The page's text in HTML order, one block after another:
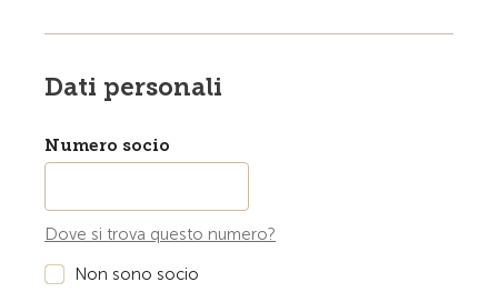
Dati personali
Numero socio
Dove si trova questo numero?
Non sono socio